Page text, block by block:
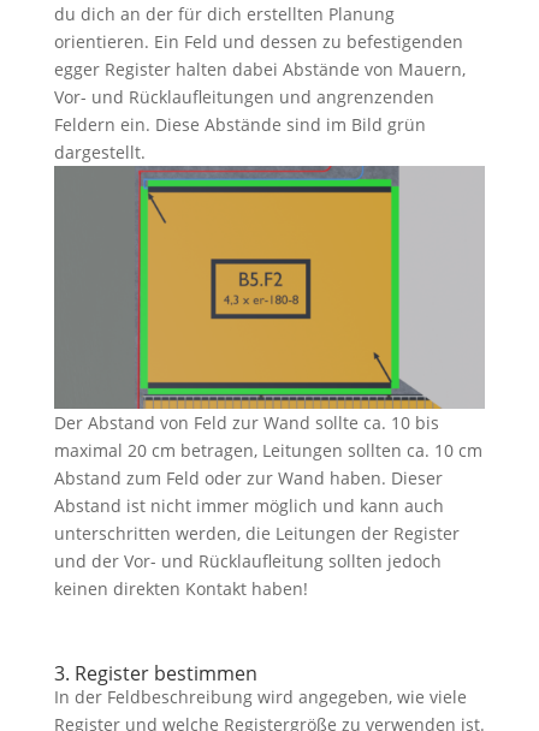
du dich an der für dich erstellten Planung
orientieren. Ein Feld und dessen zu befestigenden
egger Register halten dabei Abstände von Mauern,
Vor- und Rücklaufleitungen und angrenzenden
Feldern ein. Diese Abstände sind im Bild grün
dargestellt.
Der Abstand von Feld zur Wand sollte ca. 10 bis
maximal 20 cm betragen, Leitungen sollten ca. 10 cm
Abstand zum Feld oder zur Wand haben. Dieser
Abstand ist nicht immer möglich und kann auch
unterschritten werden, die Leitungen der Register
und der Vor- und Rücklaufleitung sollten jedoch
keinen direkten Kontakt haben!
3. Register bestimmen
In der Feldbeschreibung wird angegeben, wie viele
Register und welche Registergröße zu verwenden ist.